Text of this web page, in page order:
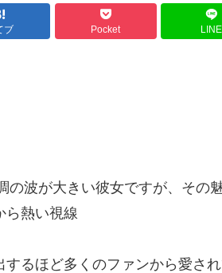
ブ Pocket LINE
の波が大きい彼女ですが、その
ら熱い視線
るほど多くのファンから愛さ